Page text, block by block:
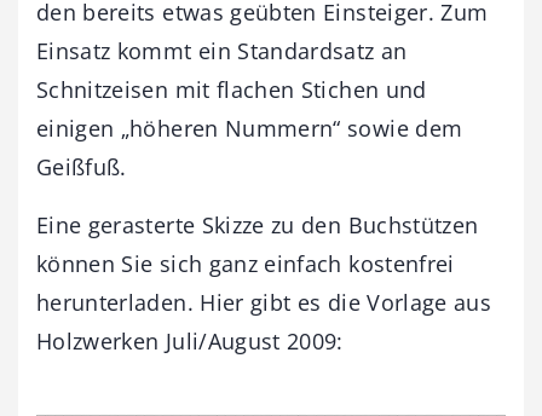
den bereits etwas geübten Einsteiger. Zum
Einsatz kommt ein Standardsatz an
Schnitzeisen mit flachen Stichen und
einigen „höheren Nummern“ sowie dem
Geißfuß.
Eine gerasterte Skizze zu den Buchstützen
können Sie sich ganz einfach kostenfrei
herunterladen. Hier gibt es die Vorlage aus
Holzwerken Juli/August 2009: